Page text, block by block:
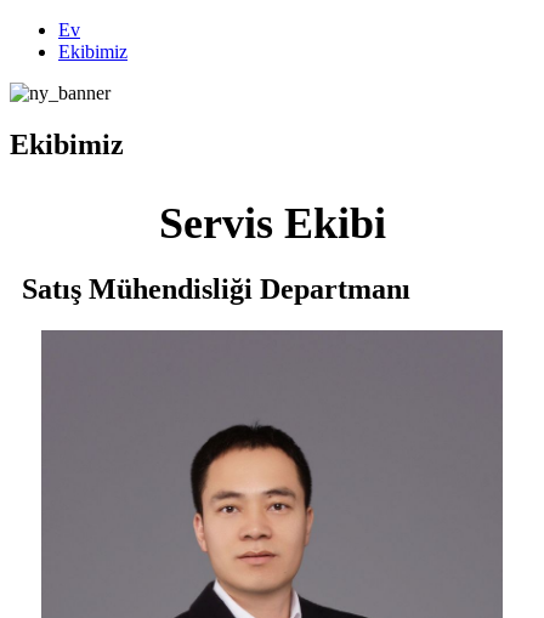
Ev
Ekibimiz
Ekibimiz
Servis Ekibi
Satış Mühendisliği Departmanı